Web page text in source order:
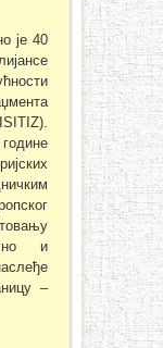
је 40
и
–